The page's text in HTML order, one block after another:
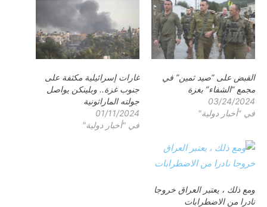
القبض على “صيد ثمين” في
مجمع “الشفاء” بغزة
03/24/2024
في "أخبار دولية"
غارات إسرائيلية مكثفة على
جنوب غزة.. وبلينكن يواصل
جولته الماراثونية
01/11/2024
في "أخبار دولية"
ومع ذلك ، يعتبر العراق خروجا
نادرا من الاضطرابات